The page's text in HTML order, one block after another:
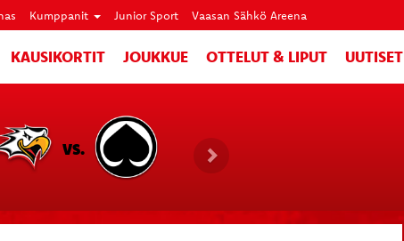
Kumppanit Junior Sport Vaasan Sähkö Areena
KAUSIKORTIT JOUKKUE OTTELUT & LIPUT UUTISET
VS.